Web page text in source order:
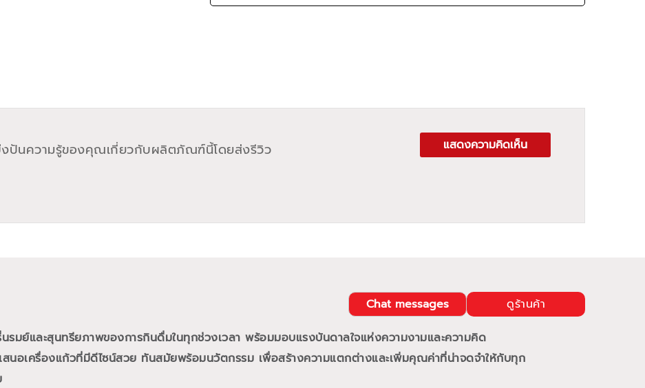
ดูร้านค้า
Chat messages
รมย์และสุนทรียภาพของการกินดื่มในทุกช่วงเวลา พร้อมมอบแรงบันดาลใจแห่งความงามและความคิด
สนอเครื่องแก้วที่มีดีไซน์สวย ทันสมัยพร้อมนวัตกรรม เพื่อสร้างความแตกต่างและเพิ่มคุณค่าที่น่าจดจำให้กับทุก
ปันความรู้ของคุณเกี่ยวกับผลิตภัณฑ์นี้โดยส่งรีวิว แสดงความคิดเห็น